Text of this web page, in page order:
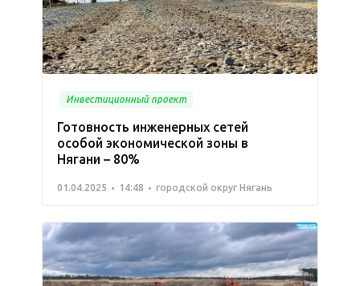
Инвестиционный проект
Готовность инженерных сетей
особой экономической зоны в
Нягани – 80%
01.04.2025 14:48 городской округ Нягань